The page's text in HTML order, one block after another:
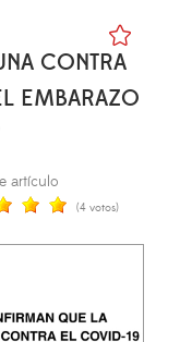
CONTRA
EMBARAZO
artículo
(4 votos)